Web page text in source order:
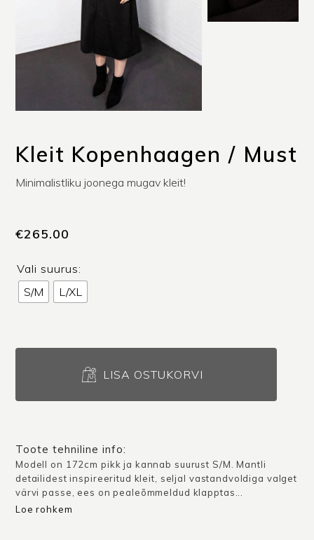
Kleit Kopenhaagen / Must
Minimalistliku joonega mugav kleit!
€265.00
Vali suurus:
S/M
L/XL
Kopenhaagen
LISA OSTUKORVI
Toote tehniline info:
Modell on 172cm pikk ja kannab suurust S/M. Mantli
detailidest inspireeritud kleit, seljal vastandvoldiga valget
värvi passe, ees on pealeõmmeldud klapptas...
Loe rohkem